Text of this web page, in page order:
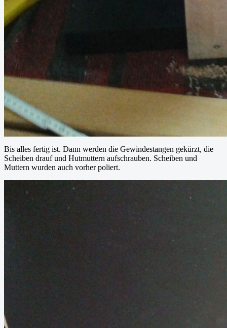
Bis alles fertig ist. Dann werden die Gewindestangen gekürzt, die
Scheiben drauf und Hutmuttern aufschrauben. Scheiben und
Muttern wurden auch vorher poliert.